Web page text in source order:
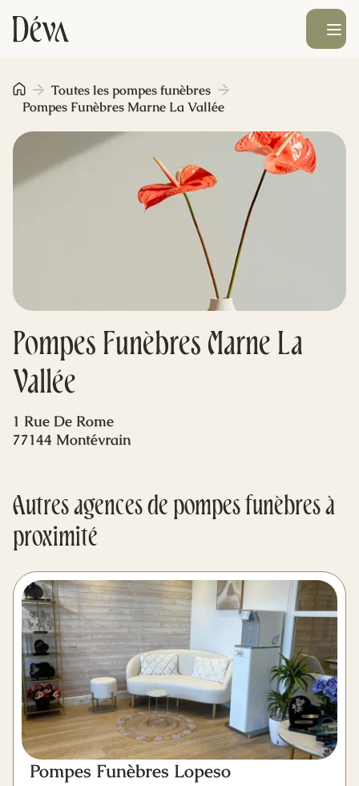
Obsèques
Prévoyance
Monument funéraire
Blog
Ouvrir le
Pompes Funèbres Marne La
Vallée
Toutes les pompes funèbres
Pompes Funèbres Marne La Vallée
1 Rue De Rome
77144 Montévrain
Autres agences de pompes funèbres à
proximité
Pompes Funèbres Lopeso